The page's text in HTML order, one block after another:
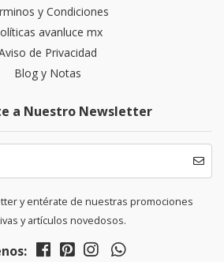
y Condiciones
avanluce mx
de Privacidad
Blog y Notas
a Nuestro Newsletter
y entérate de nuestras promociones
y artículos novedosos.